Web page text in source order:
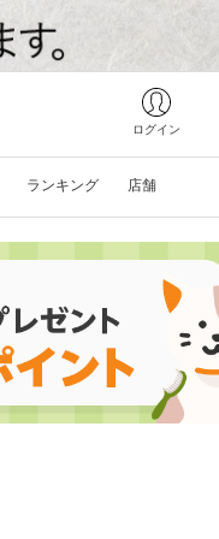
ログイン
ランキング 店舗